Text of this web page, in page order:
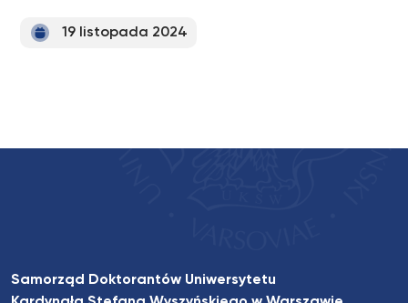
19 listopada 2024
Samorząd Doktorantów Uniwersytetu